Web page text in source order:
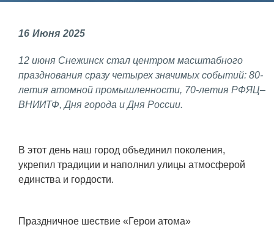
Фундаментальные и прикладные
Газодинамические исследования
Экспериментальная база
Космическая защита Земли
Семинар «Радиационная физика
металлов и сплавов»
Премии молодым ученым
16 Июня 2025
12 июня Снежинск стал центром масштабного
празднования сразу четырех значимых событий: 80-
летия атомной промышленности, 70-летия РФЯЦ–
ВНИИТФ, Дня города и Дня России.
В этот день наш город объединил поколения,
укрепил традиции и наполнил улицы атмосферой
единства и гордости.
Праздничное шествие «Герои атома»